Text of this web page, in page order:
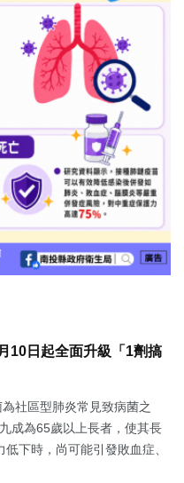
10日起全面升級「1劑搞
社區型肺炎常見致病菌之
成為65歲以上長者，使其長
下時，尚可能引發敗血症、